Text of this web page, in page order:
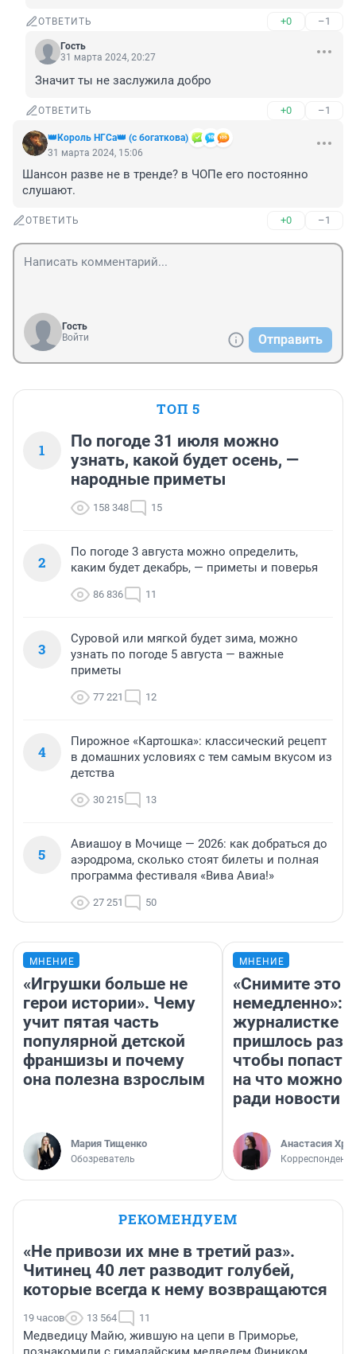
ОТВЕТИТЬ +0 –1
Гость
31 марта 2024, 20:27
Значит ты не заслужила добро
ОТВЕТИТЬ +0 –1
👑Король НГСа👑 (с богаткова)
31 марта 2024, 15:06
Шансон разве не в тренде? в ЧОПе его постоянно
слушают.
ОТВЕТИТЬ +0 –1
Гость
Войти
Отправить
ТОП 5
1
По погоде 31 июля можно
узнать, какой будет осень, —
народные приметы
158 348 15
2
По погоде 3 августа можно определить,
каким будет декабрь, — приметы и поверья
86 836 11
3
Суровой или мягкой будет зима, можно
узнать по погоде 5 августа — важные
приметы
77 221 12
4
Пирожное «Картошка»: классический рецепт
в домашних условиях с тем самым вкусом из
детства
30 215 13
5
Авиашоу в Мочище — 2026: как добраться до
аэродрома, сколько стоят билеты и полная
программа фестиваля «Вива Авиа!»
27 251 50
МНЕНИЕ
«Игрушки больше не
герои истории». Чему
учит пятая часть
популярной детской
франшизы и почему
она полезна взрослым
Мария Тищенко
Обозреватель
МНЕНИЕ
«Снимите это
немедленно»:
журналистке
пришлось
чтобы попасть
на что можно
ради новости
Анастасия
Корреспондент
РЕКОМЕНДУЕМ
«Не привози их мне в третий раз».
Читинец 40 лет разводит голубей,
которые всегда к нему возвращаются
19 часов 13 564 11
Медведицу Майю, жившую на цепи в Приморье,